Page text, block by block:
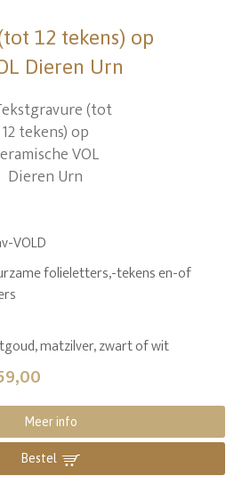
12 tekens) op
Dieren Urn
VOLD
folieletters,-tekens en-of
matzilver, zwart of wit
Meer info
Bestel